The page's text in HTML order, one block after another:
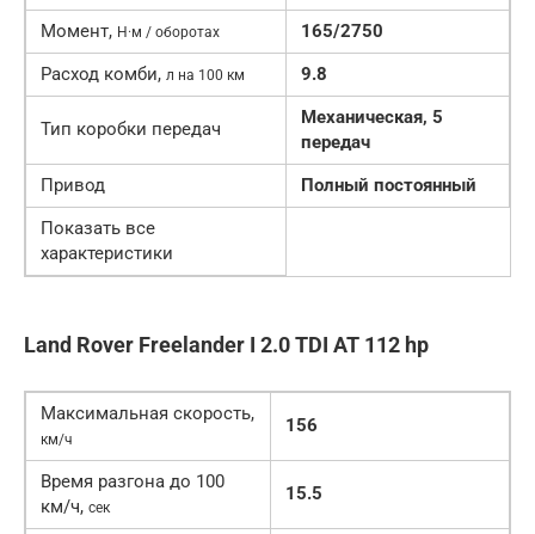
Момент, Н·м / оборотах
165/2750
Расход комби, л на 100 км 9.8
Тип коробки передач
Механическая, 5
передач
Привод
Полный постоянный
Показать все
характеристики
Land Rover Freelander I 2.0 TDI AT 112 hp
Максимальная скорость,
км/ч
156
Время разгона до 100
км/ч, сек
15.5